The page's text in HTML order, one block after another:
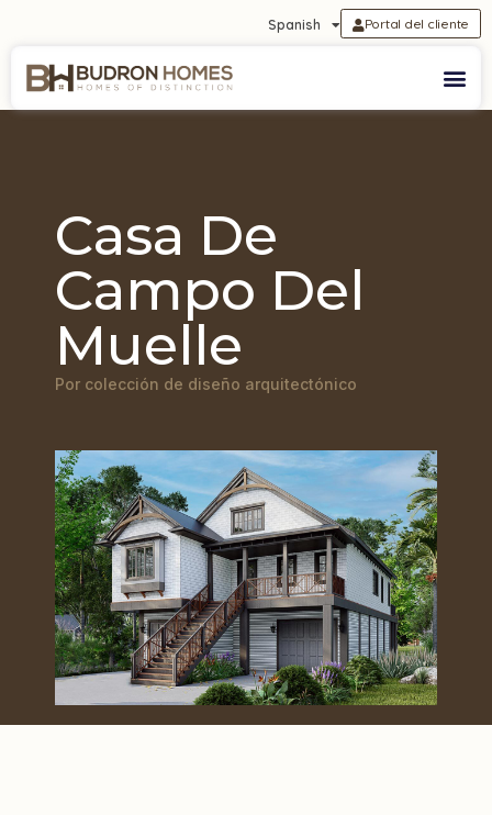
Spanish Portal del cliente
Casa De
Campo Del
Muelle
Por colección de diseño arquitectónico